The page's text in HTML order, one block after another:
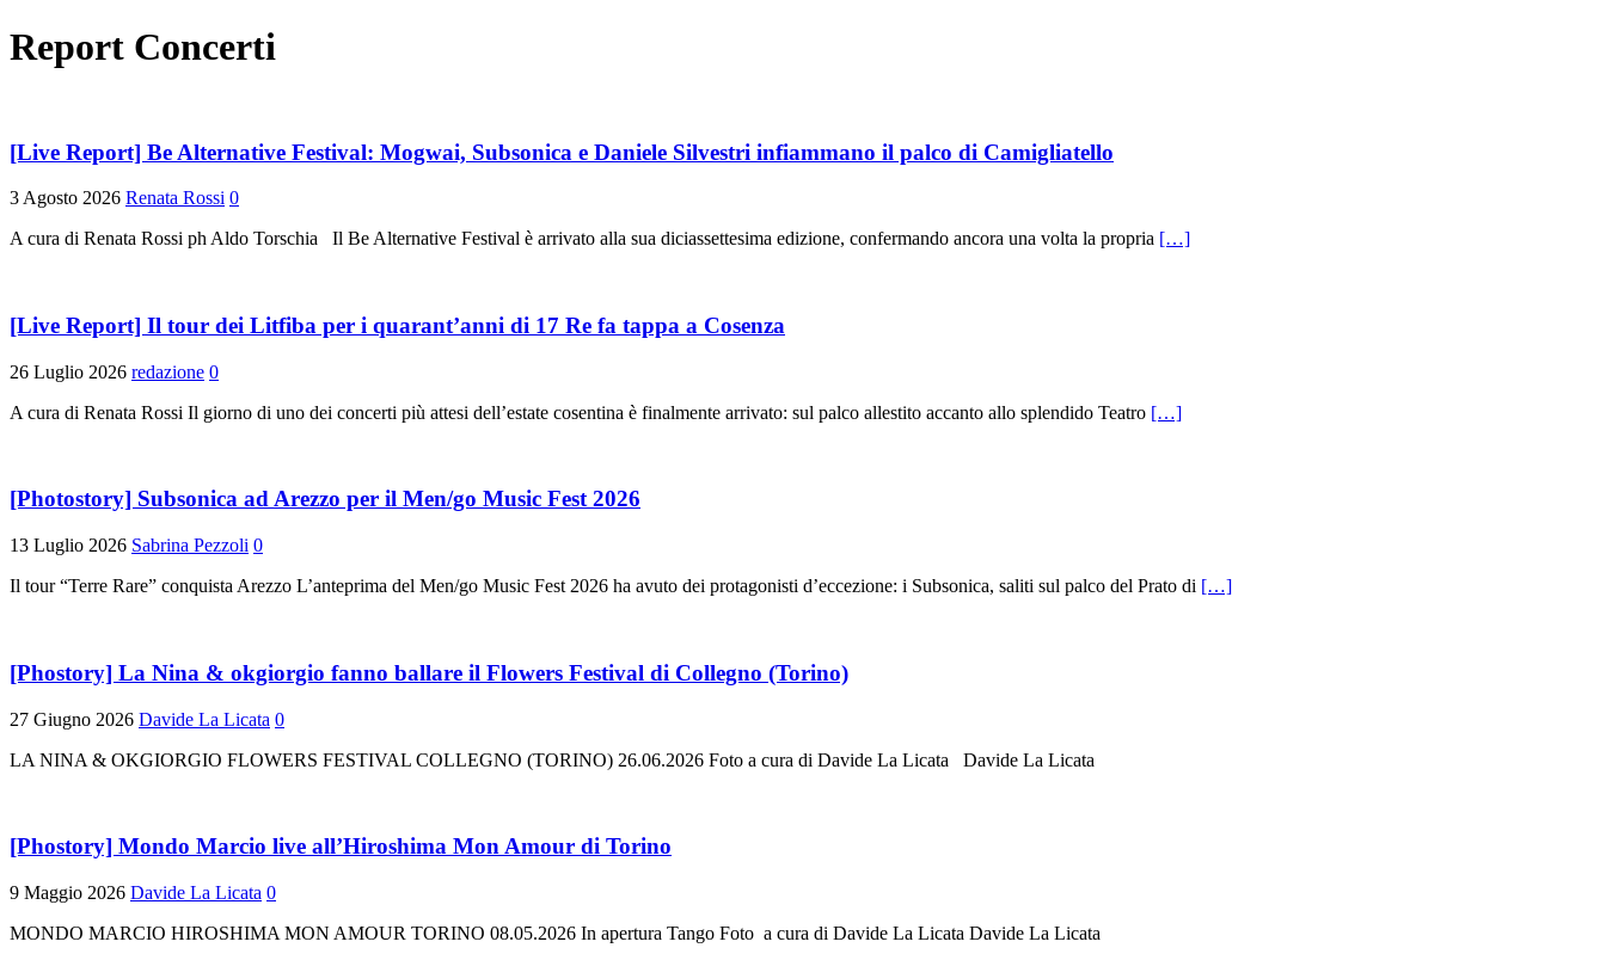
Report Concerti
[Live Report] Be Alternative Festival: Mogwai, Subsonica e Daniele Silvestri infiammano il palco di Camigliatello
3 Agosto 2026 Renata Rossi 0
A cura di Renata Rossi ph Aldo Torschia Il Be Alternative Festival è arrivato alla sua diciassettesima edizione, confermando ancora una volta la propria […]
[Live Report] Il tour dei Litfiba per i quarant’anni di 17 Re fa tappa a Cosenza
26 Luglio 2026 redazione 0
A cura di Renata Rossi Il giorno di uno dei concerti più attesi dell’estate cosentina è finalmente arrivato: sul palco allestito accanto allo splendido Teatro […]
[Photostory] Subsonica ad Arezzo per il Men/go Music Fest 2026
13 Luglio 2026 Sabrina Pezzoli 0
Il tour “Terre Rare” conquista Arezzo L’anteprima del Men/go Music Fest 2026 ha avuto dei protagonisti d’eccezione: i Subsonica, saliti sul palco del Prato di […]
[Phostory] La Nina & okgiorgio fanno ballare il Flowers Festival di Collegno (Torino)
27 Giugno 2026 Davide La Licata 0
LA NINA & OKGIORGIO FLOWERS FESTIVAL COLLEGNO (TORINO) 26.06.2026 Foto a cura di Davide La Licata Davide La Licata
[Phostory] Mondo Marcio live all’Hiroshima Mon Amour di Torino
9 Maggio 2026 Davide La Licata 0
MONDO MARCIO HIROSHIMA MON AMOUR TORINO 08.05.2026 In apertura Tango Foto a cura di Davide La Licata Davide La Licata